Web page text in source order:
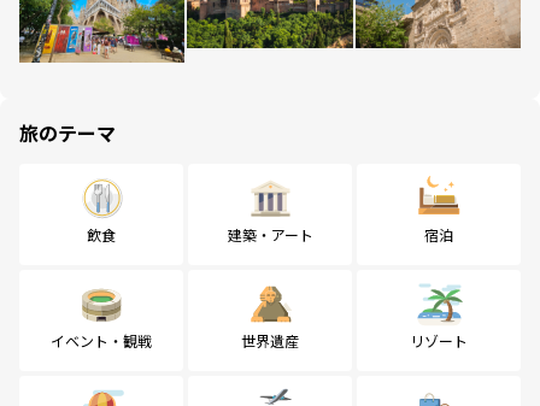
旅のテーマ
飲食 建築・アート 宿泊
イベント・観戦 世界遺産 リゾート